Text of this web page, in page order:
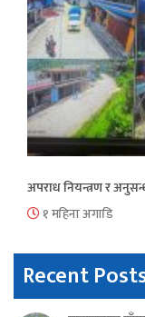
अपराध नियन्त्रण र
१ महिना अगाडि
Recent